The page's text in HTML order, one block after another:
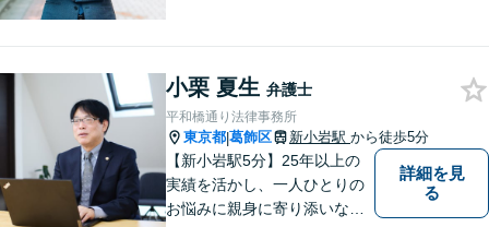
り添い、解決へ向けて尽力し
ます。
小栗 夏生 弁護士
平和橋通り法律事務所
東京都|葛飾区 新小岩駅 から徒歩5分
【新小岩駅5分】25年以上の
実績を活かし、一人ひとりの
お悩みに親身に寄り添いなが
詳細を見
る